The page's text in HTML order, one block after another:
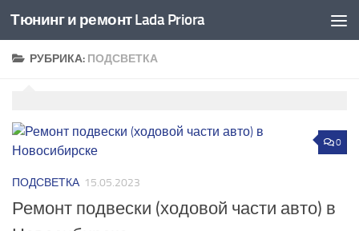
Перейти к содержимому
Тюнинг и ремонт Lada Priora
РУБРИКА: ПОДСВЕТКА
0
ПОДСВЕТКА 15.05.2023
Ремонт подвески (ходовой части авто) в